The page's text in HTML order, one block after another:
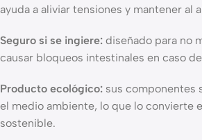
ayuda a aliviar tensiones y mantener al
Seguro si se ingiere: diseñado para no
causar bloqueos intestinales en caso
Producto ecológico: sus componentes
el medio ambiente, lo que lo convierte
sostenible.